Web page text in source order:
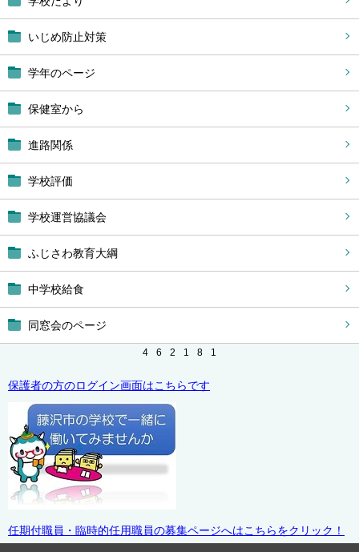
いじめ防止対策
学年のページ
保健室から
進路関係
学校評価
学校運営協議会
ふじさわ教育大綱
中学校給食
同窓会のページ
4 6 2 1 8 1
保護者の方のログイン画面はこちらです
任期付職員・臨時的任用職員の募集ページへはこちらをクリック！